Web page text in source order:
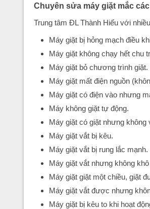
Chuyên sửa máy giặt mắc
Trung tâm ĐL Thành Hiếu với
Máy giặt bị hỏng mạch điều
Máy giặt không chạy hết chu
Máy giặt bỏ chương trình giặt.
Máy giặt mất điện nguồn
Máy giặt có điện vào nhưng
Máy không giặt tự động.
Máy giặt có giặt nhưng không
Máy giặt vắt bị kêu.
Máy giặt vắt bị rung lắc mạnh.
Máy giặt vắt nhưng không khô
Máy giặt giặt một chiều, giặt
Máy giặt vắt được nhưng
Máy giặt bị kêu to khi hoạt